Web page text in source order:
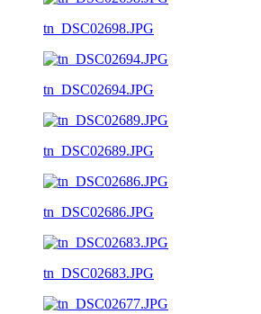
tn_DSC02698.JPG
tn_DSC02694.JPG
tn_DSC02689.JPG
tn_DSC02686.JPG
tn_DSC02683.JPG